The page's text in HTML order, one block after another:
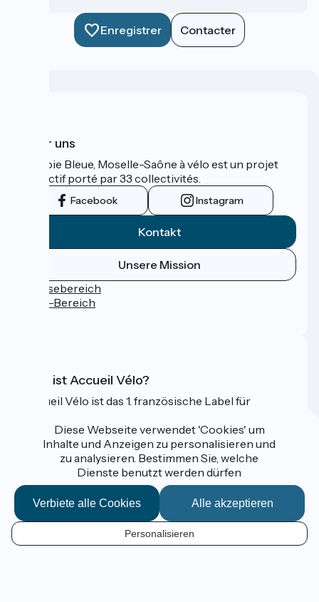
DE
Enregistrer Contacter
Über uns
La Voie Bleue, Moselle-Saône à vélo est un projet
collectif porté par 33 collectivités.
Facebook Instagram
Kontakt
Unsere Mission
Pressebereich
Profi-Bereich
Was ist Accueil Vélo?
Accueil Vélo ist das 1. französische Label für
Mehr erfahren
Gefördert im Rahmen von Destination France
Espace Pro / Presse
Diese Webseite verwendet 'Cookies' um
Inhalte und Anzeigen zu personalisieren und
zu analysieren. Bestimmen Sie, welche
Dienste benutzt werden dürfen
Alle akzeptieren
Verbiete alle Cookies
Personalisieren